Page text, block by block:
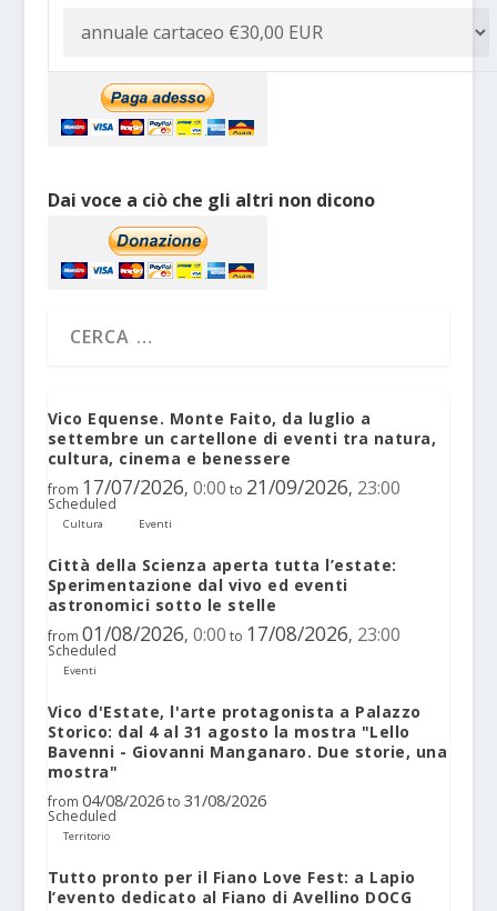
Dai voce a ciò che gli altri non dicono
Vico Equense. Monte Faito, da luglio a
settembre un cartellone di eventi tra natura,
cultura, cinema e benessere
from 17/07/2026, 0:00 to 21/09/2026, 23:00
Scheduled
Cultura Eventi
Città della Scienza aperta tutta l’estate:
Sperimentazione dal vivo ed eventi
astronomici sotto le stelle
from 01/08/2026, 0:00 to 17/08/2026, 23:00
Scheduled
Eventi
Vico d'Estate, l'arte protagonista a Palazzo
Storico: dal 4 al 31 agosto la mostra "Lello
Bavenni - Giovanni Manganaro. Due storie, una
mostra"
from 04/08/2026 to 31/08/2026
Scheduled
Territorio
Tutto pronto per il Fiano Love Fest: a Lapio
l’evento dedicato al Fiano di Avellino DOCG